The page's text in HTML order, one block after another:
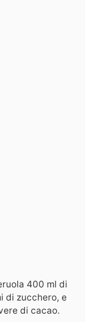
400 ml di
di zucchero, e
di cacao.